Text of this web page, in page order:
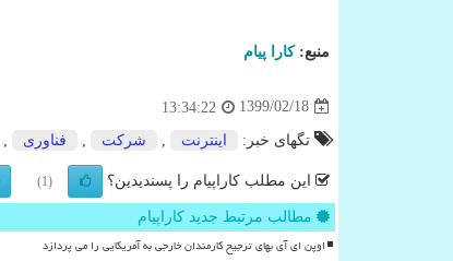
منبع:كارا پیام
1399/02/18
13:34:22
تگهای خبر: اینترنت شركت فناوری
این مطلب کاراپیام را پسندیدین؟ (1)
مطالب مرتبط جدید کاراپیام
اوپن ای آی بهای ترجیح کارمندان خارجی به آمریکایی را می پردازد